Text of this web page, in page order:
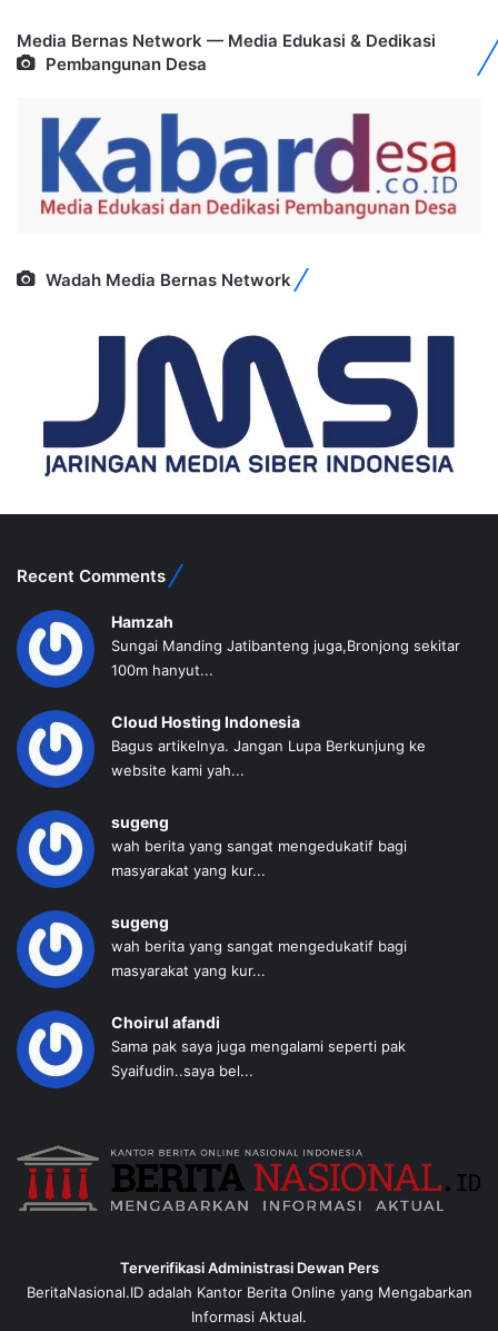
Media Bernas Network — Media Edukasi & Dedikasi
Pembangunan Desa
Wadah Media Bernas Network
Recent Comments
Hamzah
Sungai Manding Jatibanteng juga,Bronjong sekitar
100m hanyut...
Cloud Hosting Indonesia
Bagus artikelnya. Jangan Lupa Berkunjung ke
website kami yah...
sugeng
wah berita yang sangat mengedukatif bagi
masyarakat yang kur...
sugeng
wah berita yang sangat mengedukatif bagi
masyarakat yang kur...
Choirul afandi
Sama pak saya juga mengalami seperti pak
Syaifudin..saya bel...
Terverifikasi Administrasi Dewan Pers
BeritaNasional.ID adalah Kantor Berita Online yang Mengabarkan
Informasi Aktual.